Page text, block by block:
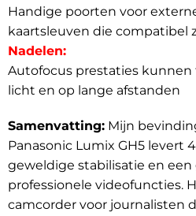
Handige poorten voor
kaartsleuven die compatibel
Nadelen:
Autofocus prestaties kunnen
licht en op lange afstanden
Samenvatting: Mijn
Panasonic Lumix GH5 levert
geweldige stabilisatie en een
professionele videofuncties.
camcorder voor journalisten